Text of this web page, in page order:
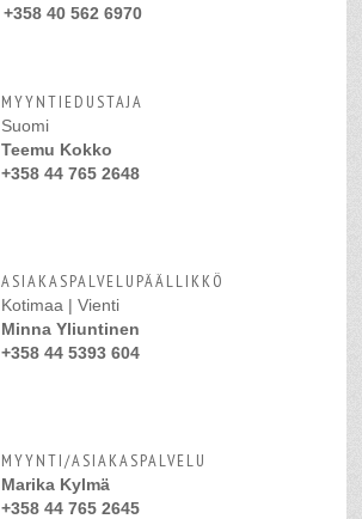
+358 40 562 6970
MYYNTIEDUSTAJA
Suomi
Teemu Kokko
+358 44 765 2648
ASIAKASPALVELUPÄÄLLIKKÖ
Kotimaa | Vienti
Minna Yliuntinen
+358 44 5393 604
MYYNTI/ASIAKASPALVELU
Marika Kylmä
+358 44 765 2645